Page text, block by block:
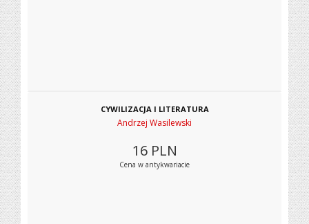
CYWILIZACJA I LITERATURA
Andrzej Wasilewski
16 PLN
Cena w antykwariacie